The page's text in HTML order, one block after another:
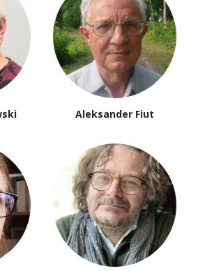
Aleksander Fiut